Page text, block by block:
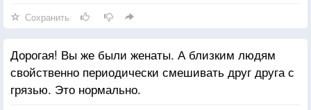
— Да!
— Точно?
— Ну вроде как
— Ладно, слушайте. Мы понятия не имеем, чего
хотим
Сохранить
Дорогая! Вы же были женаты. А близким людям
свойственно периодически смешивать друг друга с
грязью. Это нормально.